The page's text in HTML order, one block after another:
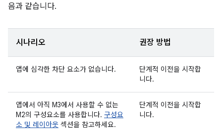
음과 같습니다.
시나리오 권장 방법
앱에 심각한 차단 요소가 없습니다.
단계적 이전을 시작합
니다.
앱에서 아직 M3에서 사용할 수 없는
M2의 구성요소를 사용합니다. 구성요
소 및 레이아웃 섹션을 참고하세요.
단계적 이전을 시작합
니다.